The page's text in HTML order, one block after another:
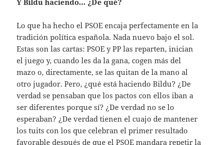
Lo que ha hecho el PSOE encaja perfectamente en la
tradición política española. Nada nuevo bajo el sol.
Estas son las cartas: PSOE y PP las reparten, inician
el juego y, cuando les da la gana, cogen más del
mazo o, directamente, se las quitan de la mano al
otro jugador. Pero, ¿qué está haciendo Bildu? ¿De
verdad se pensaban que los pactos con ellos iban a
ser diferentes porque sí? ¿De verdad no se lo
esperaban? ¿De verdad tienen el cuajo de mantener
los tuits con los que celebran el primer resultado
favorable después de que el PSOE mandara repetir la